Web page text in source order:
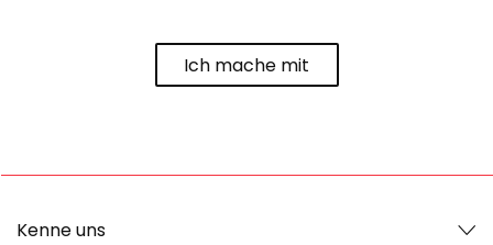
Ich mache mit
Kenne uns